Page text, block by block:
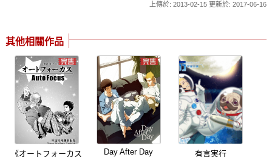
上傳於: 2013-02-15 更新於: 2017-06-16
其他相關作品
《オートフォーカス Day After Day 有言実行